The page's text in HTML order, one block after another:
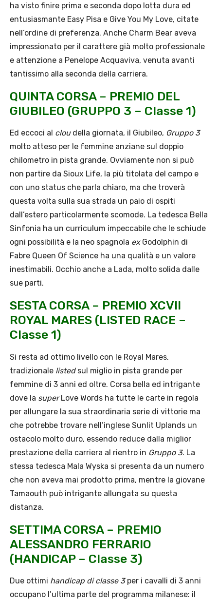
ha visto finire prima e seconda dopo lotta dura ed
entusiasmante Easy Pisa e Give You My Love, citate
nell’ordine di preferenza. Anche Charm Bear aveva
impressionato per il carattere già molto professionale
e attenzione a Penelope Acquaviva, venuta avanti
tantissimo alla seconda della carriera.
QUINTA CORSA – PREMIO DEL
GIUBILEO (GRUPPO 3 – Classe 1)
Ed eccoci al cloudella giornata, il Giubileo, Gruppo 3
molto atteso per le femmine anziane sul doppio
chilometro in pista grande. Ovviamente non si può
non partire da Sioux Life, la più titolata del campo e
con uno status che parla chiaro, ma che troverà
questa volta sulla sua strada un paio di ospiti
dall’estero particolarmente scomode. La tedesca Bella
Sinfonia ha un curriculum impeccabile che le schiude
ogni possibilità e la neo spagnola exGodolphin di
Fabre Queen Of Science ha una qualità e un valore
inestimabili. Occhio anche a Lada, molto solida dalle
sue parti.
SESTA CORSA – PREMIO XCVII
ROYAL MARES (LISTED RACE –
Classe 1)
Si resta ad ottimo livello con le Royal Mares,
tradizionale listedsul miglio in pista grande per
femmine di 3 anni ed oltre. Corsa bella ed intrigante
dove la superLove Words ha tutte le carte in regola
per allungare la sua straordinaria serie di vittorie ma
che potrebbe trovare nell’inglese Sunlit Uplands un
ostacolo molto duro, essendo reduce dalla miglior
prestazione della carriera al rientro in Gruppo 3. La
stessa tedesca Mala Wyska si presenta da un numero
che non aveva mai prodotto prima, mentre la giovane
Tamaouth può intrigante allungata su questa
distanza.
SETTIMA CORSA – PREMIO
ALESSANDRO FERRARIO
(HANDICAP – Classe 3)
Due ottimi handicap di classe 3per i cavalli di 3 anni
occupano l’ultima parte del programma milanese: il